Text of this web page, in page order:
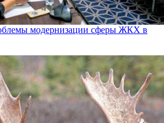
модернизации сферы ЖКХ в